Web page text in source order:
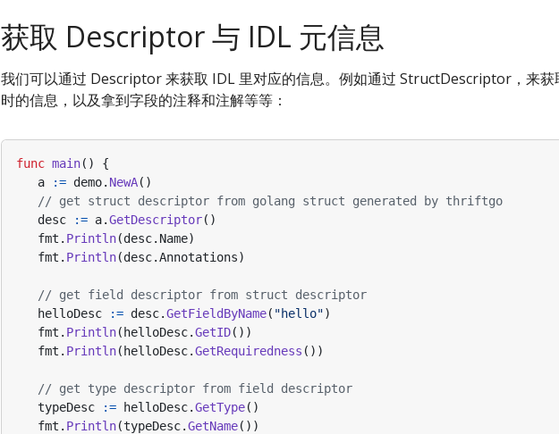
获取 Descriptor 与 IDL 元信息
我们可以通过 Descriptor 来获取 IDL 里对应的信息。例如通过 StructDescriptor，来获
时的信息，以及拿到字段的注释和注解等等：
func main()
{
a
:= demo. NewA()
// get struct descriptor from golang struct generated by thriftgo
desc
:= a.GetDescriptor()
fmt . Println(desc. Name)
fmt . Println(desc.Annotations)
// get field descriptor from struct descriptor
helloDesc
:= desc.GetFieldByName( "hello")
fmt . Println( helloDesc.GetID())
fmt . Println( helloDesc.GetRequiredness ())
// get type descriptor from field descriptor
typeDesc
:= helloDesc.GetType()
fmt . Println(typeDesc.GetName())